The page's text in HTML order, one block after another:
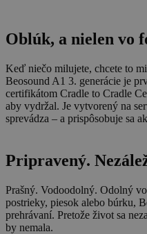
Oblúk, a nielen vo
Keď niečo milujete, chcete to
Beosound A1 3. generácie je
certifikátom Cradle to Cradle
aby vydržal. Je vytvorený na
sprevádza – a prispôsobuje sa
Pripravený.
Prašný. Vodoodolný. Odolný
postrieky, piesok alebo búrku,
prehrávaní. Pretože život sa
by nemala.